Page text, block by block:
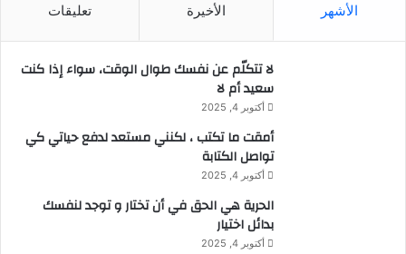
الأشهر الأخيرة تعليقات
لا تتكلّم عن نفسك طوال الوقت، سواء إذا كنت
سعيد أم لا
أكتوبر 4, 2025
أمقت ما تكتب ، لكنني مستعد لدفع حياتي كي
تواصل الكتابة
أكتوبر 4, 2025
الحرية هي الحق في أن تختار و توجد لنفسك
بدائل اختيار
أكتوبر 4, 2025